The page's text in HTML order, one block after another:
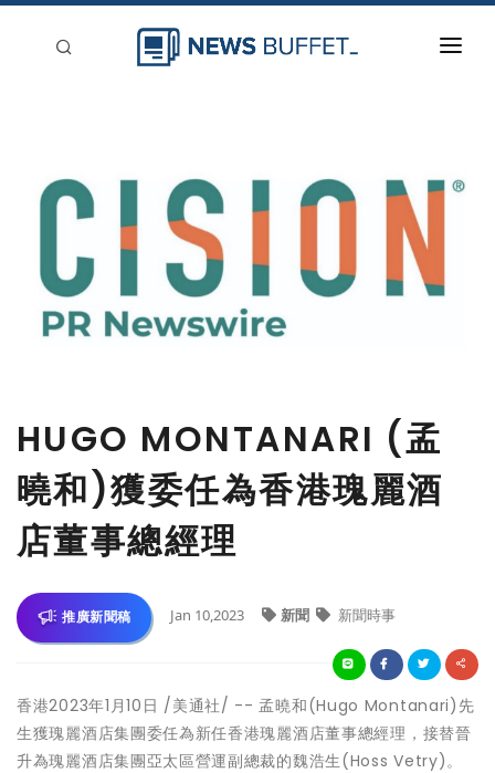
登入
HUGO MONTANARI (孟
曉和)獲委任為香港瑰麗酒
店董事總經理
推廣新聞稿 Jan 10,2023 新聞 新聞時事
香港2023年1月10日 /美通社/ -- 孟曉和(Hugo Montanari)先
生獲瑰麗酒店集團委任為新任香港瑰麗酒店董事總經理，接替晉
升為瑰麗酒店集團亞太區營運副總裁的魏浩生(Hoss Vetry)。